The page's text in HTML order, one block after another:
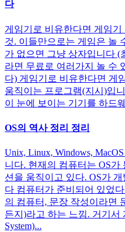
다
게임기로 비유한다면 게임
것. 이들만으로는 게임은 놀
가 없으면 그냥 상자입니다 (
라면 무료로 여러가지 놀 수
다) 게임기로 비유한다면 게
움직이는 프로그램(지시)입
이 눈에 보이는 기기를 하드
OS의 역사 정리 정리
Unix, Linux, Windows,
니다. 현재의 컴퓨터는 OS가
션을 움직이고 있다. OS가
다 컴퓨터가 준비되어 있었
의 컴퓨터, 문장 작성이라면
든지)라고 하는 느낌. 거기서
System)...